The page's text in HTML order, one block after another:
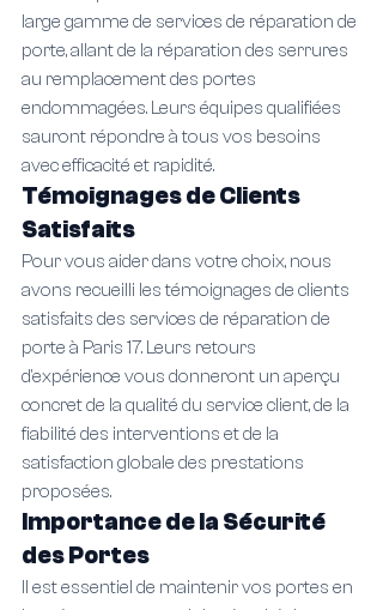
large gamme de services de réparation de
porte, allant de la réparation des serrures
au remplacement des portes
endommagées. Leurs équipes qualifiées
sauront répondre à tous vos besoins
avec efficacité et rapidité.
Témoignages de Clients
Satisfaits
Pour vous aider dans votre choix, nous
avons recueilli les témoignages de clients
satisfaits des services de réparation de
porte à Paris 17. Leurs retours
d'expérience vous donneront un aperçu
concret de la qualité du service client, de la
fiabilité des interventions et de la
satisfaction globale des prestations
proposées.
Importance de la Sécurité
des Portes
Il est essentiel de maintenir vos portes en